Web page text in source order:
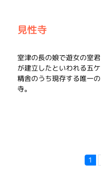
見性寺
室津の長の娘で遊女の室君
が建立したといわれる五ケ
精舎のうち現存する唯一の
寺。
1